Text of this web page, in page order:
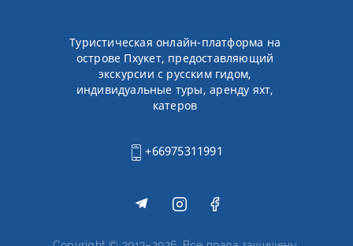
Туристическая онлайн-платформа на
острове Пхукет, предоставляющий
экскурсии с русским гидом,
индивидуальные туры, аренду яхт,
катеров
+66975311991